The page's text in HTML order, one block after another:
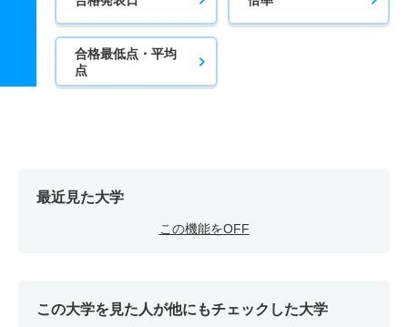
合格最低点・平均
点
最近見た大学
この機能をOFF
この大学を見た人が他にもチェックした大学